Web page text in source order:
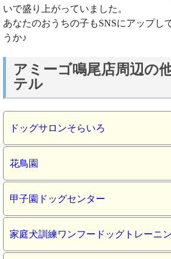
いで盛り上がっていました。
あなたのおうちの子もSNSにアップし
うか♪
アミーゴ鳴尾店周辺の
テル
ドッグサロンそらいろ
花鳥園
甲子園ドッグセンター
家庭犬訓練ワンフードッグトレーニ